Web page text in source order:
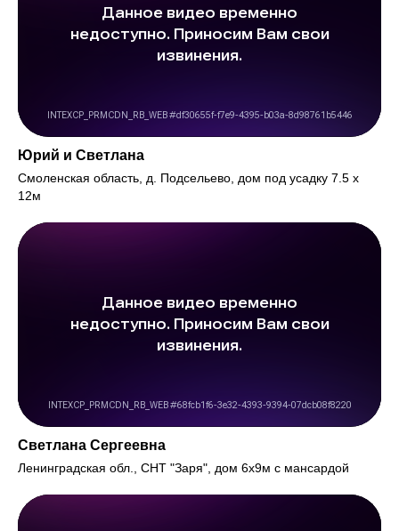
Юрий и Светлана
Смоленская область, д. Подсельево, дом под усадку 7.5 х
12м
Светлана Сергеевна
Ленинградская обл., СНТ "Заря", дом 6х9м с мансардой